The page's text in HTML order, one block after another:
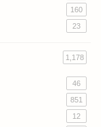
160
23
1,178
46
851
12